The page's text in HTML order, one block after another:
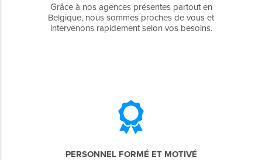
Grâce à nos agences présentes partout en
Belgique, nous sommes proches de vous et
intervenons rapidement selon vos besoins.
PERSONNEL FORMÉ ET MOTIVÉ